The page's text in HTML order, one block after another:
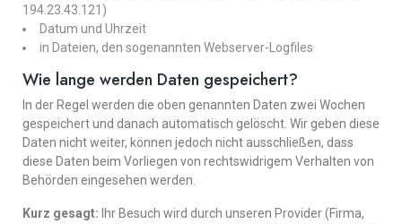
194.23.43.121)
Datum und Uhrzeit
in Dateien, den sogenannten Webserver-Logfiles
Wie lange werden Daten gespeichert?
In der Regel werden die oben genannten Daten zwei Wochen
gespeichert und danach automatisch gelöscht. Wir geben diese
Daten nicht weiter, können jedoch nicht ausschließen, dass
diese Daten beim Vorliegen von rechtswidrigem Verhalten von
Behörden eingesehen werden.
Kurz gesagt: Ihr Besuch wird durch unseren Provider (Firma,